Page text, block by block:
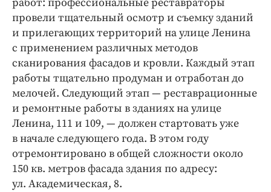
работ: профессиональные реставраторы
провели тщательный осмотр и съемку зданий
и прилегающих территорий на улице Ленина
с применением различных методов
сканирования фасадов и кровли. Каждый этап
работы тщательно продуман и отработан до
мелочей. Следующий этап — реставрационные
и ремонтные работы в зданиях на улице
Ленина, 111 и 109, — должен стартовать уже
в начале следующего года. В этом году
отремонтировано в общей сложности около
150 кв. метров фасада здания по адресу:
ул. Академическая, 8.